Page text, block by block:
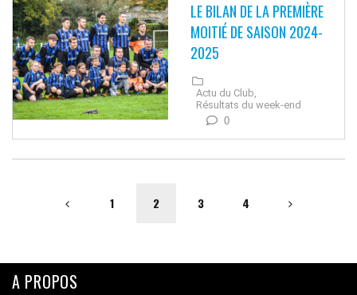
LE BILAN DE LA PREMIÈRE
MOITIÉ DE SAISON 2024-
2025
Actu du Club,
Résultats du week-end
0
1 2 3 4
A PROPOS